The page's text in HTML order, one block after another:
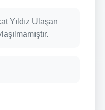
Yıldız Ulaşan